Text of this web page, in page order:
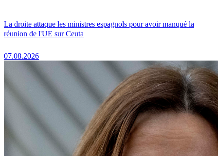
La droite attaque les ministres espagnols pour avoir manqué la
réunion de l'UE sur Ceuta
07.08.2026